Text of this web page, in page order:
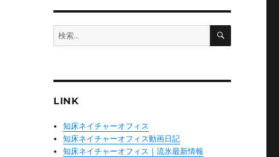
検
索:
検
LINK
知床ネイチャーオフィス
知床ネイチャーオフィス動画日記
知床ネイチャーオフィス｜流氷最新情報